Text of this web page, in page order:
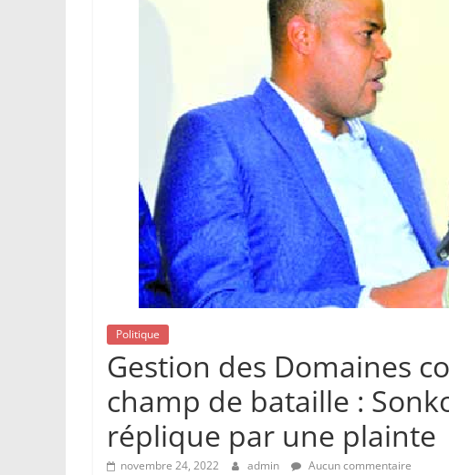
Politique
Gestion des Domaines
champ de bataille :
réplique par une plainte
novembre 24, 2022 admin Aucun commentaire